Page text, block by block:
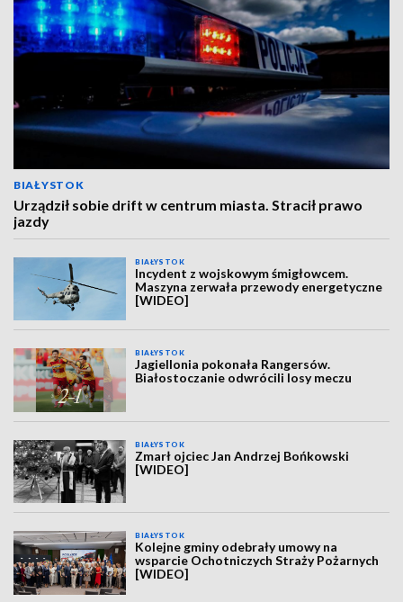
BIAŁYSTOK
Urządził sobie drift w centrum miasta. Stracił prawo
jazdy
BIAŁYSTOK
Incydent z wojskowym śmigłowcem.
Maszyna zerwała przewody energetyczne
[WIDEO]
BIAŁYSTOK
Jagiellonia pokonała Rangersów.
Białostoczanie odwrócili losy meczu
BIAŁYSTOK
Zmarł ojciec Jan Andrzej Bońkowski
[WIDEO]
BIAŁYSTOK
Kolejne gminy odebrały umowy na
wsparcie Ochotniczych Straży Pożarnych
[WIDEO]